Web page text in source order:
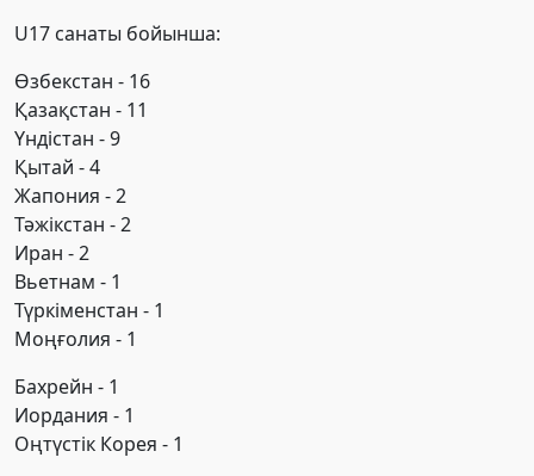
U17 санаты бойынша:
Өзбекстан - 16
Қазақстан - 11
Үндістан - 9
Қытай - 4
Жапония - 2
Тәжікстан - 2
Иран - 2
Вьетнам - 1
Түркіменстан - 1
Моңғолия - 1
Бахрейн - 1
Иордания - 1
Оңтүстік Корея - 1